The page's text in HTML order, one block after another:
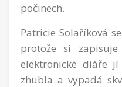
počinech.
Patricie Solaříková
protože si
elektronické diáře
zhubla a vypadá